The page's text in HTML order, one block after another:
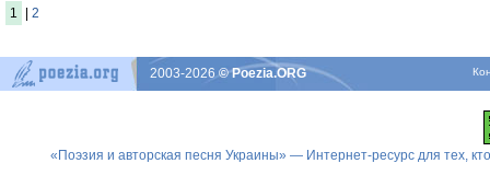
1 2
2003-2026© Poezia.ORG
«Поэзия и авторская песня Украины» — Интернет-ресурс для тех,